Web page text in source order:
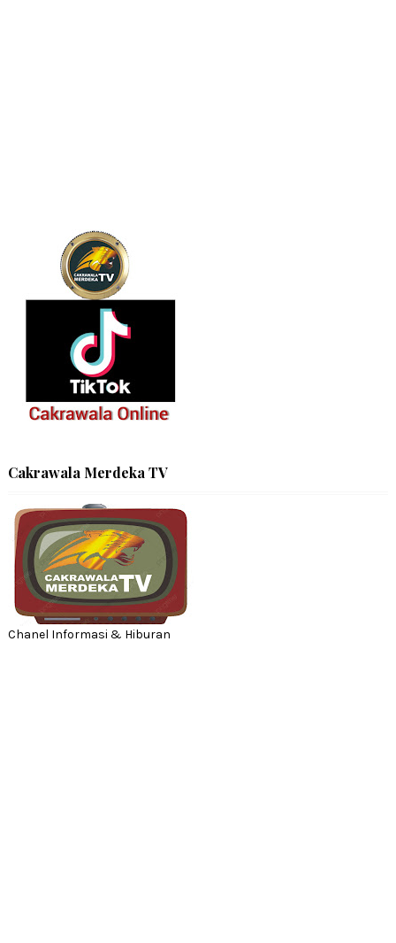
Cakrawala Merdeka TV
Chanel Informasi & Hiburan